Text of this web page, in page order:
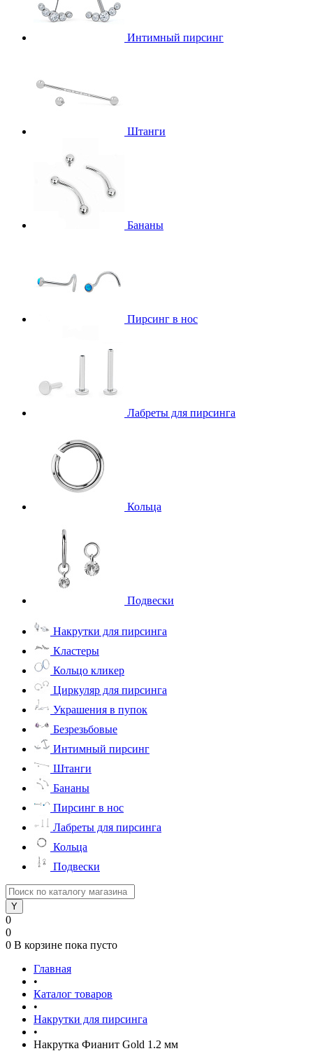
Интимный пирсинг
Штанги
Бананы
Пирсинг в нос
Лабреты для пирсинга
Кольца
Подвески
Накрутки для пирсинга
Кластеры
Кольцо кликер
Циркуляр для пирсинга
Украшения в пупок
Безрезьбовые
Интимный пирсинг
Штанги
Бананы
Пирсинг в нос
Лабреты для пирсинга
Кольца
Подвески
0
0
0 В корзине пока пусто
Главная
•
Каталог товаров
•
Накрутки для пирсинга
•
Накрутка Фианит Gold 1.2 мм